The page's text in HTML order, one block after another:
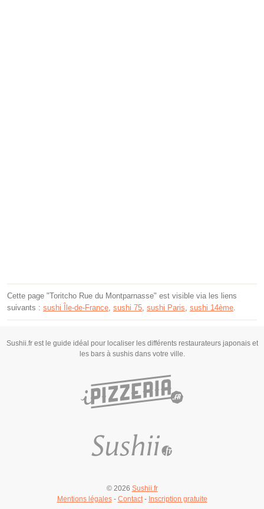
Cette page "Toritcho Rue du Montparnasse" est visible via les liens
suivants : sushi Île-de-France, sushi 75, sushi Paris, sushi 14ème.
Sushii.fr est le guide idéal pour localiser les différents restaurateurs japonais et
les bars à sushis dans votre ville.
© 2026 Sushii.fr
Mentions légales- Contact- Inscription gratuite